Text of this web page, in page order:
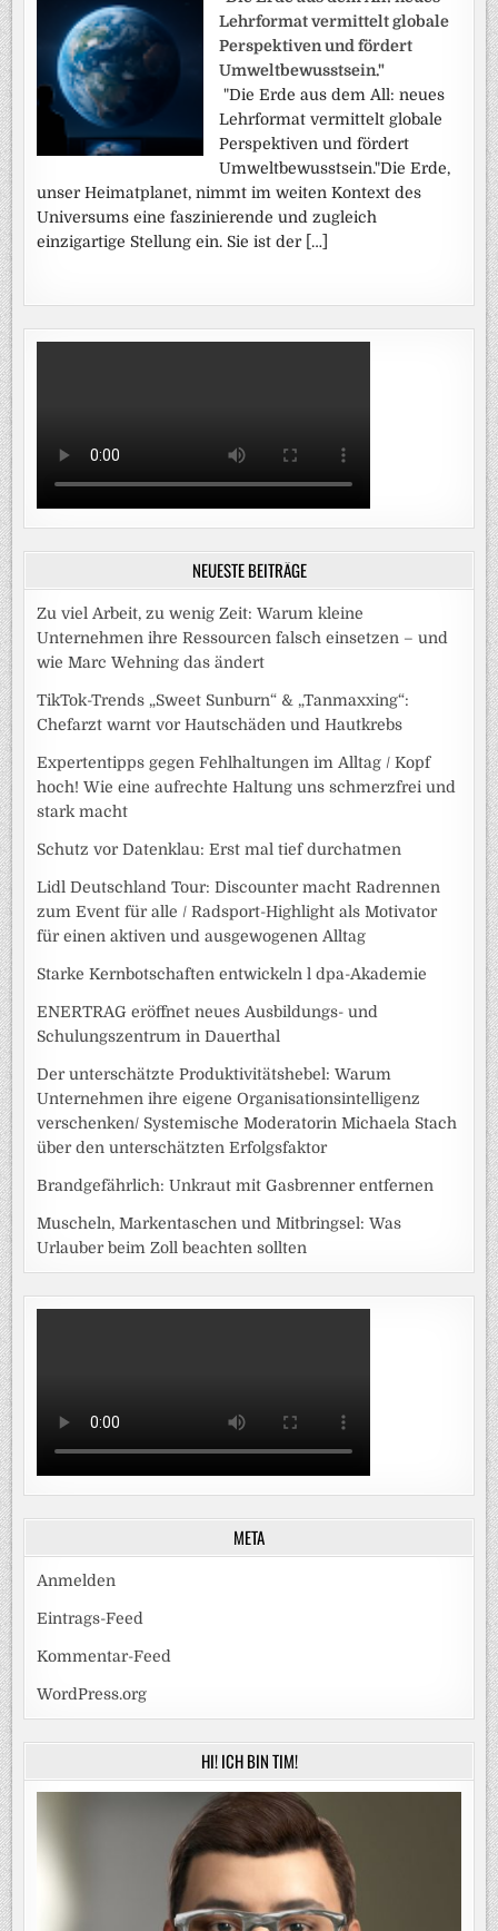
Lehrformat vermittelt globale
Perspektiven und fördert
Umweltbewusstsein."
"Die Erde aus dem All: neues
Lehrformat vermittelt globale
Perspektiven und fördert
Umweltbewusstsein."Die Erde,
unser Heimatplanet, nimmt im weiten Kontext des
Universums eine faszinierende und zugleich
einzigartige Stellung ein. Sie ist der […]
NEUESTE BEITRÄGE
Zu viel Arbeit, zu wenig Zeit: Warum kleine
Unternehmen ihre Ressourcen falsch einsetzen – und
wie Marc Wehning das ändert
TikTok-Trends „Sweet Sunburn“ & „Tanmaxxing“:
Chefarzt warnt vor Hautschäden und Hautkrebs
Expertentipps gegen Fehlhaltungen im Alltag / Kopf
hoch! Wie eine aufrechte Haltung uns schmerzfrei und
stark macht
Schutz vor Datenklau: Erst mal tief durchatmen
Lidl Deutschland Tour: Discounter macht Radrennen
zum Event für alle / Radsport-Highlight als Motivator
für einen aktiven und ausgewogenen Alltag
Starke Kernbotschaften entwickeln l dpa-Akademie
ENERTRAG eröffnet neues Ausbildungs- und
Schulungszentrum in Dauerthal
Der unterschätzte Produktivitätshebel: Warum
Unternehmen ihre eigene Organisationsintelligenz
verschenken/ Systemische Moderatorin Michaela Stach
über den unterschätzten Erfolgsfaktor
Brandgefährlich: Unkraut mit Gasbrenner entfernen
Muscheln, Markentaschen und Mitbringsel: Was
Urlauber beim Zoll beachten sollten
META
Anmelden
Eintrags-Feed
Kommentar-Feed
WordPress.org
HI! ICH BIN TIM!